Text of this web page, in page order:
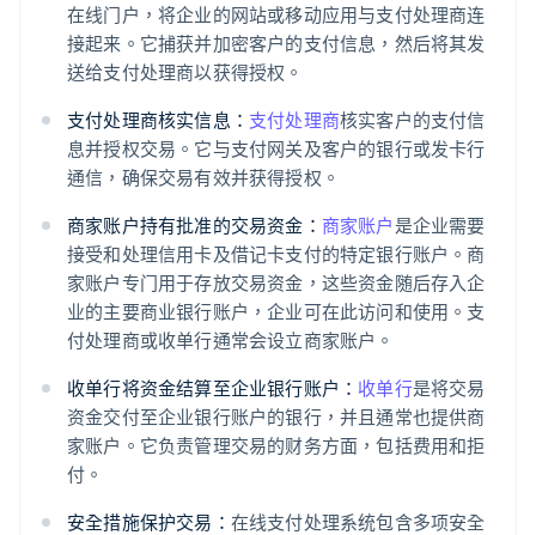
在线门户，将企业的网站或移动应用与支付处理商连
接起来。它捕获并加密客户的支付信息，然后将其发
送给支付处理商以获得授权。
支付处理商核实信息： 支付处理商核实客户的支付信
息并授权交易。它与支付网关及客户的银行或发卡行
通信，确保交易有效并获得授权。
商家账户持有批准的交易资金： 商家账户 是企业需要
接受和处理信用卡及借记卡支付的特定银行账户。商
家账户专门用于存放交易资金，这些资金随后存入企
业的主要商业银行账户，企业可在此访问和使用。支
付处理商或收单行通常会设立商家账户。
收单行将资金结算至企业银行账户： 收单行是将交易
资金交付至企业银行账户的银行，并且通常也提供商
家账户。它负责管理交易的财务方面，包括费用和拒
付。
安全措施保护交易： 在线支付处理系统包含多项安全